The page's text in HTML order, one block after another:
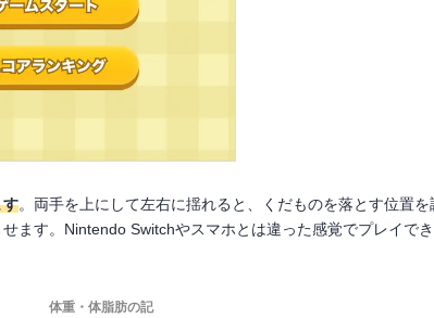
す。両手を上にして左右に揺れると、くだものを落とす位置を
ます。Nintendo Switchやスマホとは違った感覚でプレイでき
体重・体脂肪の記